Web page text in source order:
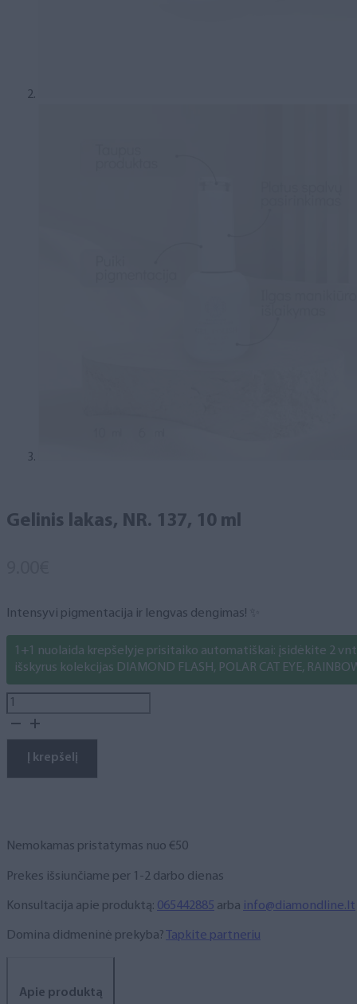
Gelinis lakas, NR. 137, 10 ml
Intensyvi pigmentacija ir lengvas dengimas! ✨
1+1 nuolaida krepšelyje prisitaiko automatiškai: įsidėkite 2
išskyrus kolekcijas DIAMOND FLASH, POLAR CAT EYE,
produkto
kiekis:
lakas,
Į krepšelį
Nemokamas pristatymas nuo €50
Prekes išsiunčiame per 1-2 darbo dienas
Konsultacija apie produktą: 065442885 arba info@diamondline.lt
Domina didmeninė prekyba? Tapkite partneriu
Apie produktą